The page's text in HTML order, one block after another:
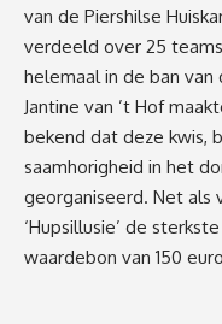
van de Piershilse
verdeeld over 25
helemaal in de ban van
Jantine van ’t Hof
bekend dat deze kwis,
saamhorigheid in het
georganiseerd. Net als
‘Hupsillusie’ de
waardebon van 150